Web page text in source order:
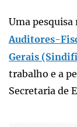
Uma pesquisa
Auditores-
Gerais
trabalho e a
Secretaria de